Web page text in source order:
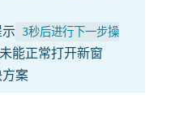
3秒后进行下一步操
能正常打开新窗
案